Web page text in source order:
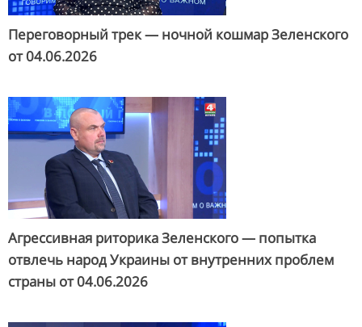
Переговорный трек — ночной кошмар Зеленского
от04.06.2026
Агрессивная риторика Зеленского — попытка
отвлечь народ Украины от внутренних проблем
страны от04.06.2026